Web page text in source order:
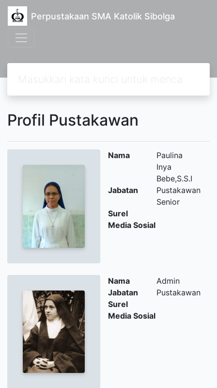
Perpustakaan SMA Katolik Sibolga
Profil Pustakawan
Nama
Paulina
Inya
Bebe,S.S.I
Jabatan
Pustakawan
Senior
Surel
Media Sosial
Nama
Admin
Jabatan
Pustakawan
Surel
Media Sosial